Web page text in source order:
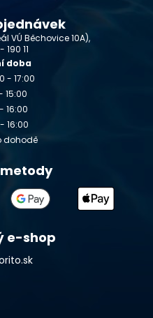
VÚ Běchovice 10A),
11
doba
- 17:00
15:00
16:00
16:00
dohodě
e-shop